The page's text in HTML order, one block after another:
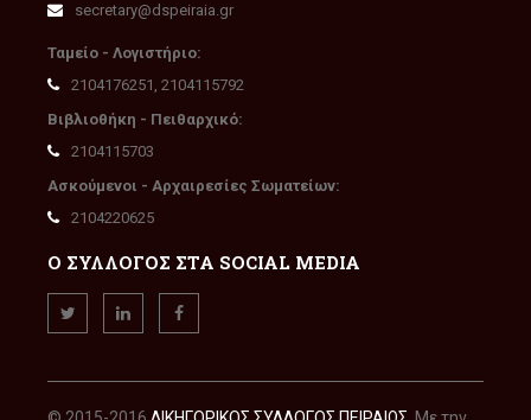
secretary@dspeiraia.gr
Ταμείο - Λογιστήριο:
2104176251, 2104115792
Βιβλιοθήκη - Πειθαρχικό:
2104115703
Ασκούμενοι - Αρχαιρεσίες Σωματείων:
2104220625
Ο ΣΥΛΛΟΓΟΣ ΣΤΑ SOCIAL MEDIA